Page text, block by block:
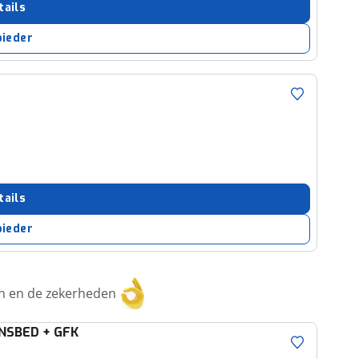
en de zekerheden
+ GFK